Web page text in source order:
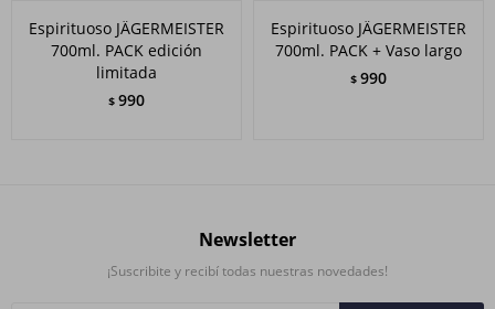
Espirituoso JÄGERMEISTER
700ml. PACK edición
limitada
$ 990
Espirituoso JÄGERMEISTER
700ml. PACK + Vaso largo
$ 990
Newsletter
¡Suscribite y recibí todas nuestras novedades!